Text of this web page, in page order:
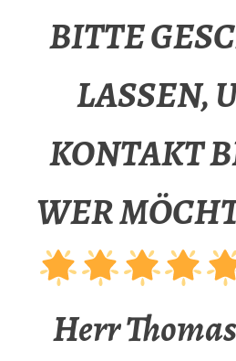
BITTE
LASSEN,
KONTAKT
WER
Herr